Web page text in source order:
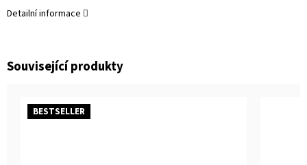
Detailní informace
Související produkty
BESTSELLER